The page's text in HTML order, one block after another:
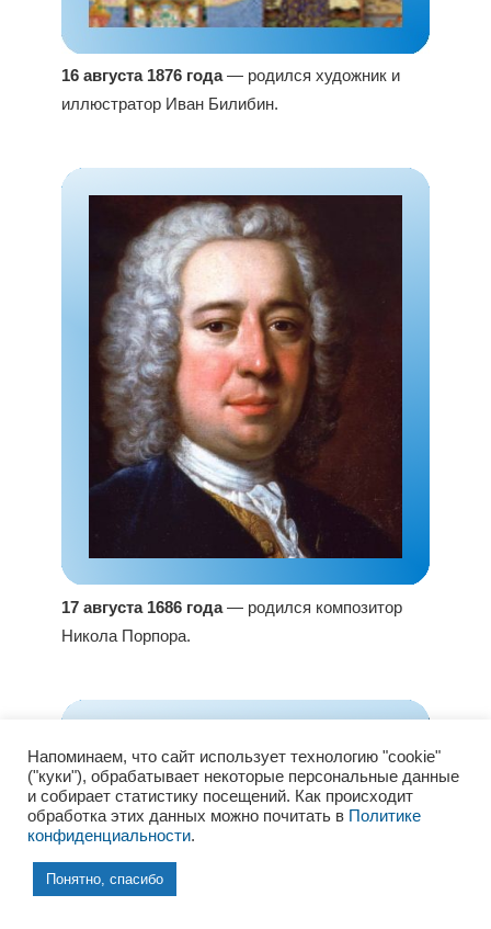
16 августа 1876 года— родился художник и
иллюстратор Иван Билибин.
17 августа 1686 года— родился композитор
Никола Порпора.
Напоминаем, что сайт использует технологию "cookie"
("куки"), обрабатывает некоторые персональные данные
и собирает статистику посещений. Как происходит
обработка этих данных можно почитать в Политике
конфиденциальности.
Понятно, спасибо